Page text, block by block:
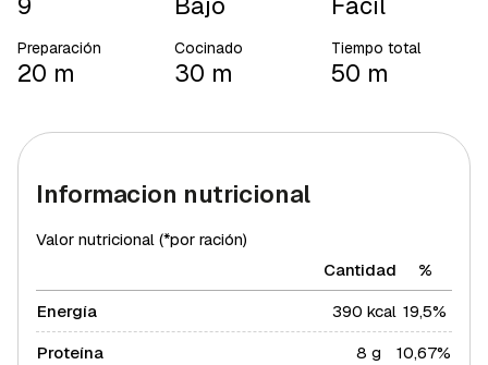
Preparación
20 m
Cocinado
30 m
Tiempo total
50 m
Informacion nutricional
Valor nutricional (*por ración)
Cantidad
%
Energía
390 kcal 19,5%
Proteína
8 g
10,67%